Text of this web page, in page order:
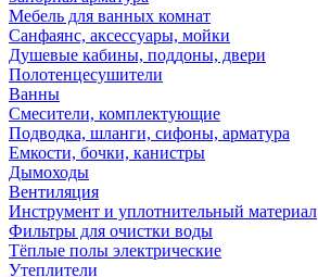
Мебель для ванных комнат
Санфаянс, аксессуары, мойки
Душевые кабины, поддоны, двери
Полотенцесушители
Ванны
Смесители, комплектующие
Подводка, шланги, сифоны, арматура
Емкости, бочки, канистры
Дымоходы
Вентиляция
Инструмент и уплотнительный материал
Фильтры для очистки воды
Тёплые полы электрические
Утеплители